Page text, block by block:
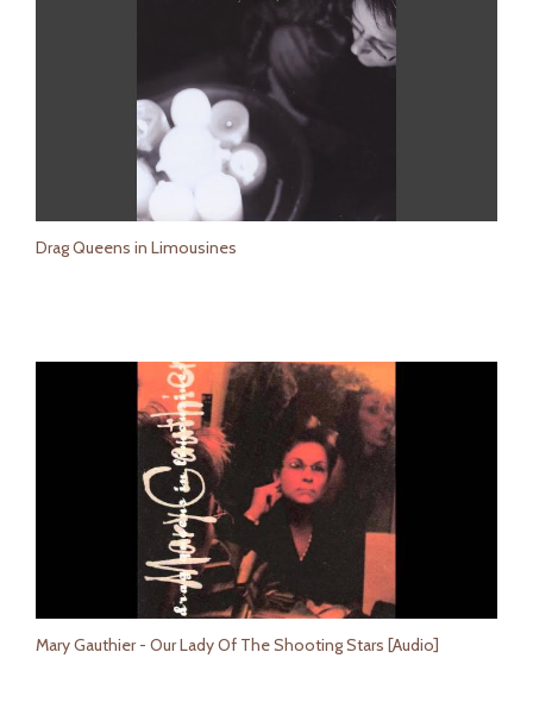
Drag Queens in Limousines
Mary Gauthier - Our Lady Of The Shooting Stars [Audio]